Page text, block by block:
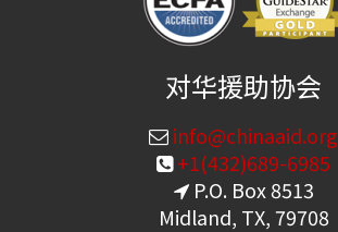
对华援助协会
info@chinaaid.org
+1(432)689-6985
P.O. Box 8513
Midland, TX, 79708